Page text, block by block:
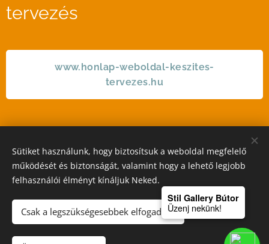
tervezés
www.honlap-weboldal-keszites-
tervezes.hu
STIL GALLERY KFT
Sütiket használunk, hogy biztosítsuk a weboldal megfelelő
működését és biztonságát, valamint hogy a lehető legjobb
felhasználói élményt kínáljuk Neked.
Csak a legszükségesebbek elfogadása
Stil Gallery Bútor
Üzenj nekünk!